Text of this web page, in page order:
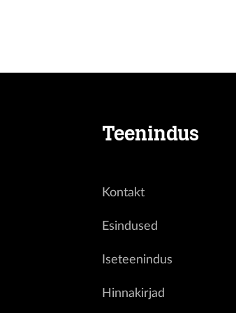
Teenindus
Kontakt
Esindused
Iseteenindus
Hinnakirjad